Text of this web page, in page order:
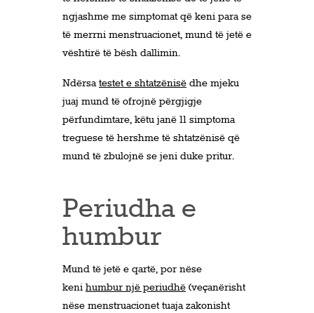
ngjashme me simptomat që keni para se
të merrni menstruacionet, mund të jetë e
vështirë të bësh dallimin.
Ndërsatestet e shtatzënisë dhe mjeku
juaj mund të ofrojnë përgjigje
përfundimtare, këtu janë 11 simptoma
treguese të hershme të shtatzënisë që
mund të zbulojnë se jeni duke pritur.
Periudha e
humbur
Mund të jetë e qartë, por nëse
keni humbur një periudhë (veçanërisht
nëse menstruacionet tuaja zakonisht